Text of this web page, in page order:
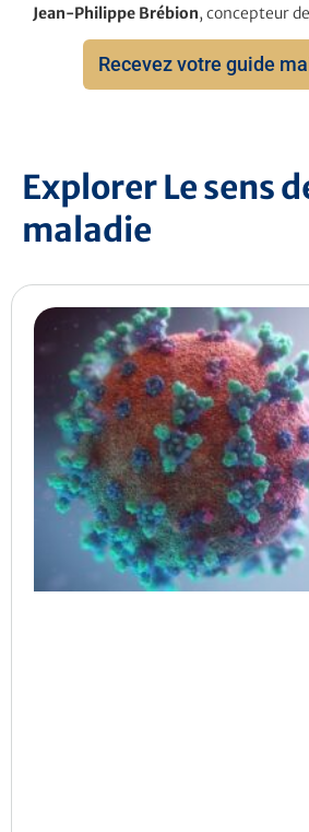
Jean-Philippe Brébion, concepteur
Recevez votre guide
Explorer Le sens
maladie